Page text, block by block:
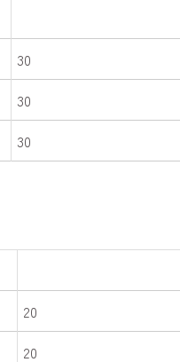
30
30
30
20
20